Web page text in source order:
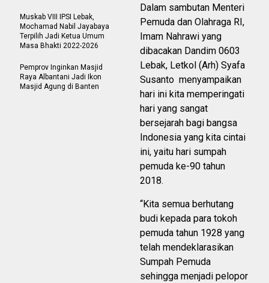
Dalam sambutan Menteri
Pemuda dan Olahraga RI,
Imam Nahrawi yang
dibacakan Dandim 0603
Lebak, Letkol (Arh) Syafa
Susanto menyampaikan
hari ini kita memperingati
hari yang sangat
bersejarah bagi bangsa
Indonesia yang kita cintai
ini, yaitu hari sumpah
pemuda ke-90 tahun
2018.
“Kita semua berhutang
budi kepada para tokoh
pemuda tahun 1928 yang
telah mendeklarasikan
Sumpah Pemuda
sehingga menjadi pelopor
Muskab VIII IPSI Lebak,
Mochamad Nabil Jayabaya
Terpilih Jadi Ketua Umum
Masa Bhakti 2022-2026
Pemprov Inginkan Masjid
Raya Albantani Jadi Ikon
Masjid Agung di Banten